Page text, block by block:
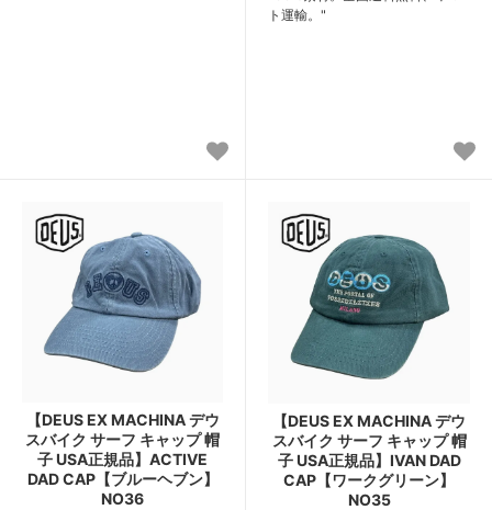
ト運輸。"
【DEUS EX MACHINA デウ
スバイク サーフ キャップ 帽
子 USA正規品】ACTIVE
DAD CAP【ブルーヘブン】
NO36
【DEUS EX MACHINA デウ
スバイク サーフ キャップ 帽
子 USA正規品】IVAN DAD
CAP【ワークグリーン】
NO35